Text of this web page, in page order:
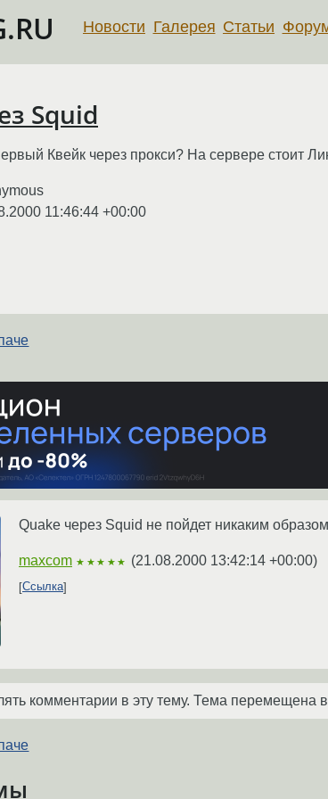
Новости Галерея Статьи
Squid
Квейк через прокси? На сервере стоит
11:46:44 +00:00
Quake через Squid не пойдет никаким
maxcom ★★★★★ (21.08.2000 13:42:14 +00:00)
Ссылка
комментарии в эту тему. Тема перемещена